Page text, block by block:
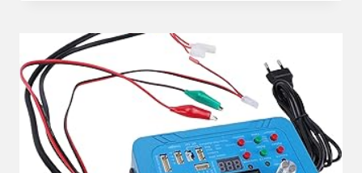
DIGITAL
SMART
TOUCH
WIEDERAUFLADBARER
OHM